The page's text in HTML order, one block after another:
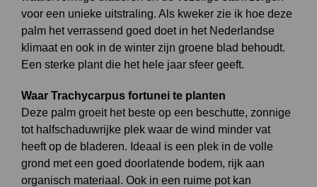
voor een unieke uitstraling. Als kweker zie ik hoe deze
palm het verrassend goed doet in het Nederlandse
klimaat en ook in de winter zijn groene blad behoudt.
Een sterke plant die het hele jaar sfeer geeft.
Waar Trachycarpus fortunei te planten
Deze palm groeit het beste op een beschutte, zonnige
tot halfschaduwrijke plek waar de wind minder vat
heeft op de bladeren. Ideaal is een plek in de volle
grond met een goed doorlatende bodem, rijk aan
organisch materiaal. Ook in een ruime pot kan